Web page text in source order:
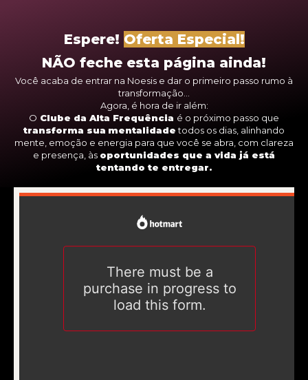
Espere! Oferta Especial!
NÃO feche esta página ainda!
Você acaba de entrar na Noesis e dar o primeiro passo rumo à
transformação...
Agora, é hora de ir além:
O Clube da Alta Frequência é o próximo passo que
transforma sua mentalidadetodos os dias, alinhando
mente, emoção e energia para que você se abra, com clareza
e presença, às oportunidades que a vida já está
tentando te entregar.